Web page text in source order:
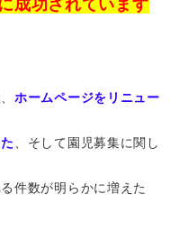
成功されています
ホームページをリニュー
、そして園児募集に関し
件数が明らかに増えた